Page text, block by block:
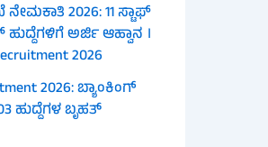
2026: 11 ಸ್ಟಾಫ್
ಅರ್ಜಿ ಆಹ್ವಾನ ।
2026
2026: ಬ್ಯಾಂಕಿಂಗ್
ಹುದ್ದೆಗಳ ಬೃಹತ್